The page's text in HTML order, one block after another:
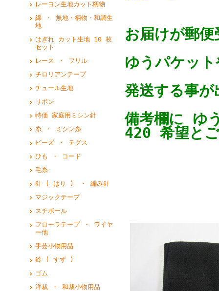
レーヨン生地カット柄物
綿 ・ 無地・柄物・和調生
地
はぎれ カット生地 10 枚
セット
レース ・ フリル
チロリアンテープ
チュール生地
リボン
特価 家庭用ミシン針
糸 ・ ミシン糸
ビーズ ・ テグス
ひも ・ コード
毛糸
針 ( はり ) ・ 編み針
マジックテープ
スチボール
フローラテープ ・ ワイヤ
ー他
手芸小物用品
鈴 ( すず )
ゴム
洋裁 ・ 和裁小物用品
お届けが郵
ゆうパケッ
発送する事が
備考欄に ゆ
420 希望と